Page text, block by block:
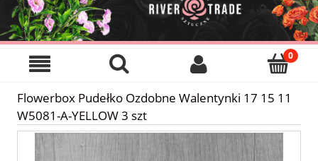
Flowerbox Pudełko Ozdobne Walentynki 17 15 11
W5081-A-YELLOW 3 szt